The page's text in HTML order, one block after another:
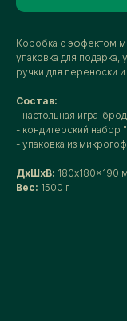
Коробка с эффектом
упаковка для
ручки для переноски
Состав:
- настольная игра-
- кондитерский набор
- упаковка из
ДxШxВ: 180x180x190
Вес: 1500 г